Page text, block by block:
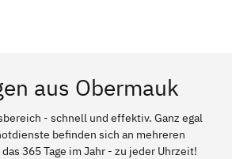
aus Obermauk
- schnell und effektiv. Ganz egal
befinden sich an mehreren
365 Tage im Jahr - zu jeder Uhrzeit!